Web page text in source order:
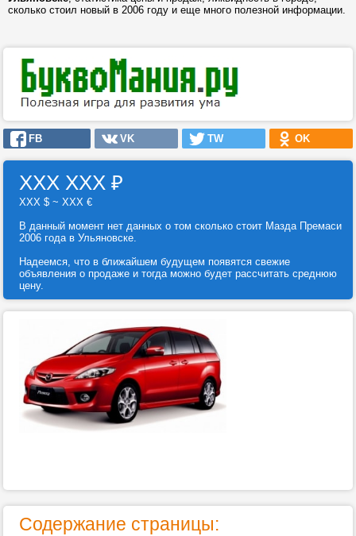
сколько стоил новый в 2006 году и еще много полезной информации.
FB VK TW OK
ХХХ ХХХ ₽
ХХХ $ ~ ХХХ €
В данный момент нет данных о том сколько стоит Мазда Премаси
2006 года в Ульяновске.
Надеемся, что в ближайшем будущем появятся свежие
объявления о продаже и тогда можно будет рассчитать среднюю
цену.
Содержание страницы: